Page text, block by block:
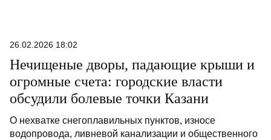
26.02.2026 18:02
Нечищеные дворы, падающие крыши и
огромные счета: городские власти
обсудили болевые точки Казани
О нехватке снегоплавильных пунктов, износе
водопровода, ливневой канализации и общественного